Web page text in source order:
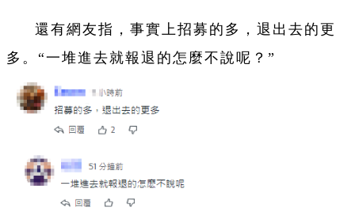
還有網友指，事實上招募的多，退出去的更
多。“一堆進去就報退的怎麼不說呢？”